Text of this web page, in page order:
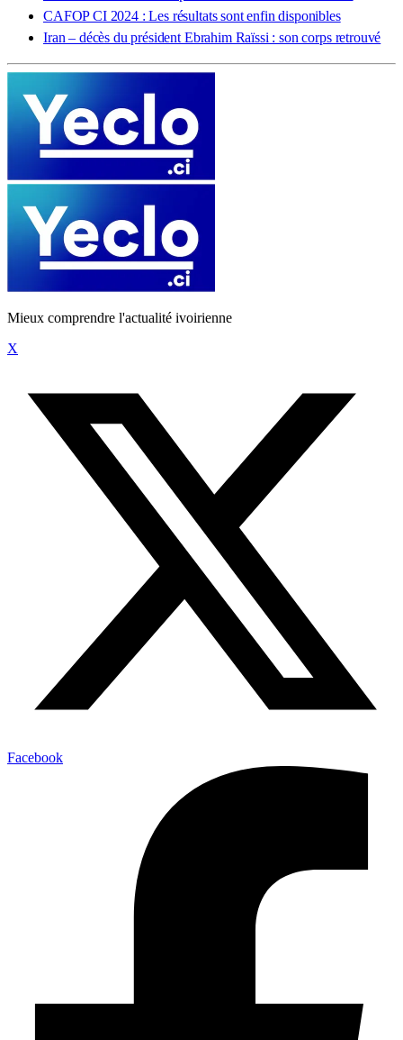
CAFOP CI 2024 : Les résultats sont enfin disponibles
Iran – décès du président Ebrahim Raïssi : son corps retrouvé
Mieux comprendre l'actualité ivoirienne
X
Facebook